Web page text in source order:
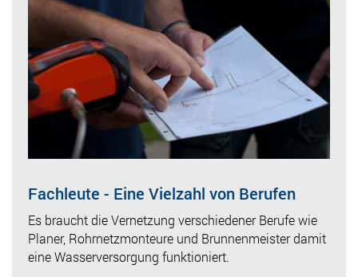
Fachleute - Eine Vielzahl von Berufen
Es braucht die Vernetzung verschiedener Berufe wie
Planer, Rohrnetzmonteure und Brunnenmeister damit
eine Wasserversorgung funktioniert.